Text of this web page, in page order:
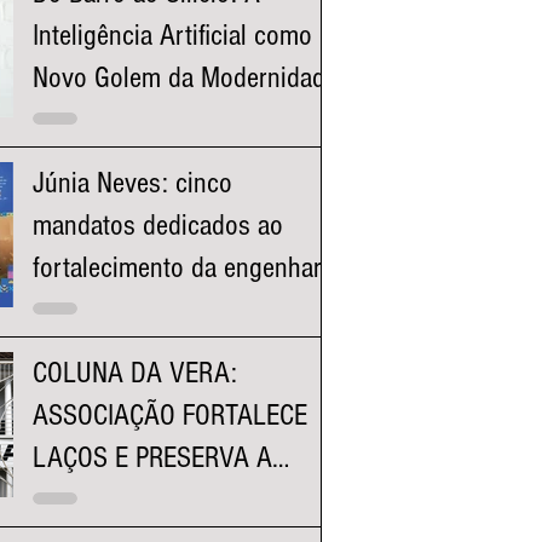
Inteligência Artificial como o
Novo Golem da Modernidade
Júnia Neves: cinco
mandatos dedicados ao
fortalecimento da engenharia
e à valorização dos
COLUNA DA VERA:
ASSOCIAÇÃO FORTALECE
LAÇOS E PRESERVA A
HISTÓRIA DA FACULDADE